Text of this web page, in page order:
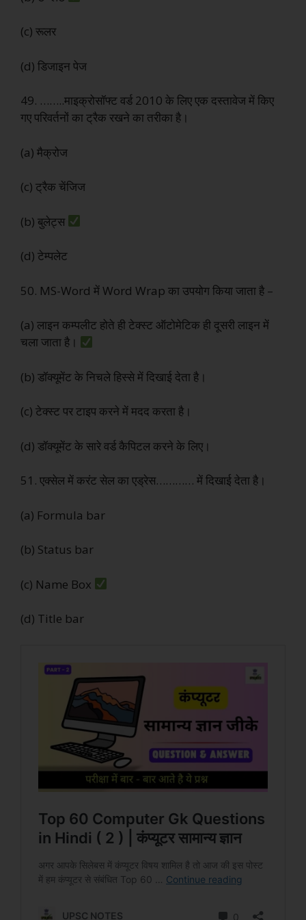
(c) रूलर
(d) डिजाइन पेज
49. ……..माइक्रोसॉफ्ट वर्ड 2010 के लिए एक दस्तावेज में किए
गए परिवर्तनों का ट्रैक रखने का तरीका है।
(a) मैक्रोज
(c) ट्रैक चेंजिज
(b) बुलेट्स
(d) टेम्पलेट
50. MS-Word में Word Wrap का उपयोग किया जाता है –
(a) लाइन कम्पलीट होते ही टेक्स्ट ऑटोमेटिक ही दूसरी लाइन में
चला जाता है।
(b) डॉक्यूमेंट के निचले हिस्से में दिखाई देता है।
(c) टेक्स्ट पर टाइप करने में मदद करता है।
(d) डॉक्यूमेंट के सारे वर्ड कैपिटल करने के लिए।
51. एक्सेल में करंट सेल का एड्रेस………… में दिखाई देता है।
(a) Formula bar
(b) Status bar
(c) Name Box
(d) Title bar